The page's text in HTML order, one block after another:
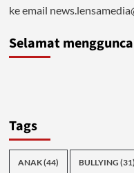
ke email
Selamat
Tags
ANAK(44) BULLYING (31)